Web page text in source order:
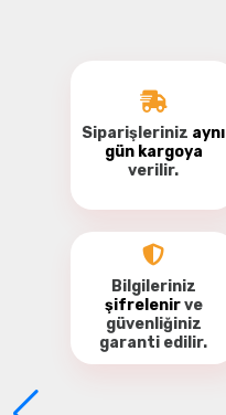
Yorum Yaz
Siparişleriniz aynı
gün kargoya
verilir.
Bilgileriniz
şifrelenirve
güvenliğiniz
garanti edilir.